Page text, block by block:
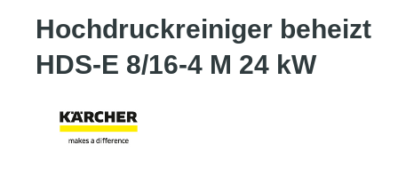
Hochdruckreiniger beheizt
HDS-E 8/16-4 M 24 kW